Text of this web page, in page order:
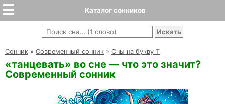
Каталог сонников
Cонник » Современный сонник » Сны на букву Т
«танцевать» во сне — что это значит?
Современный сонник